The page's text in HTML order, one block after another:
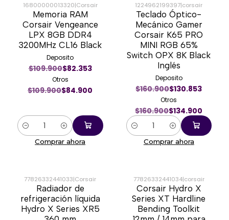
-23%
16800000013320|Corsair
Memoria RAM
Corsair Vengeance
LPX 8GB DDR4
3200MHz CL16 Black
Deposito
$109.900$82.353
Otros
$109.900$84.900
Cantidad
Comprar ahora
-16%
1224962199397|corsair
Teclado Óptico-
Mecánico Gamer
Corsair K65 PRO
MINI RGB 65%
Switch OPX 8K Black
Inglés
Deposito
$160.900$130.853
Otros
$160.900$134.900
Cantidad
Comprar ahora
-47%
77826332441033|Corsair
Radiador de
refrigeración líquida
Hydro X Series XR5
-57%
77826332441034|corsair
Corsair Hydro X
Series XT Hardline
Bending Toolkit